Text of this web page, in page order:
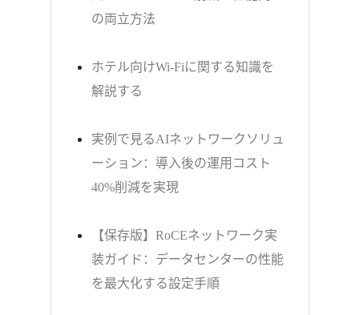
の両立方法
ホテル向けWi-Fiに関する知識を
解説する
実例で見るAIネットワークソリュ
ーション：導入後の運用コスト
40%削減を実現
【保存版】RoCEネットワーク実
装ガイド：データセンターの性能
を最大化する設定手順